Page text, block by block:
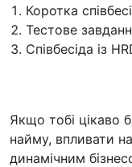
Коротка
Тестове
Співбесіда із
Якщо тобі цікаво
найму, впливати
динамічним